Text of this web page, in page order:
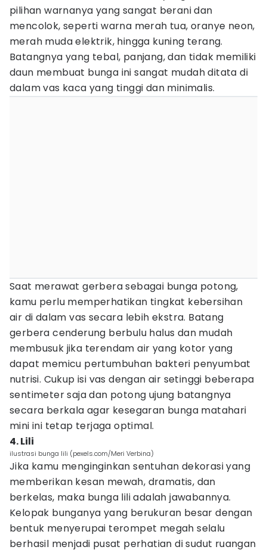
pilihan warnanya yang sangat berani dan
mencolok, seperti warna merah tua, oranye neon,
merah muda elektrik, hingga kuning terang.
Batangnya yang tebal, panjang, dan tidak memiliki
daun membuat bunga ini sangat mudah ditata di
dalam vas kaca yang tinggi dan minimalis.
Saat merawat gerbera sebagai bunga potong,
kamu perlu memperhatikan tingkat kebersihan
air di dalam vas secara lebih ekstra. Batang
gerbera cenderung berbulu halus dan mudah
membusuk jika terendam air yang kotor yang
dapat memicu pertumbuhan bakteri penyumbat
nutrisi. Cukup isi vas dengan air setinggi beberapa
sentimeter saja dan potong ujung batangnya
secara berkala agar kesegaran bunga matahari
mini ini tetap terjaga optimal.
4. Lili
ilustrasi bunga lili (pexels.com/Meri Verbina)
Jika kamu menginginkan sentuhan dekorasi yang
memberikan kesan mewah, dramatis, dan
berkelas, maka bunga lili adalah jawabannya.
Kelopak bunganya yang berukuran besar dengan
bentuk menyerupai terompet megah selalu
berhasil menjadi pusat perhatian di sudut ruangan